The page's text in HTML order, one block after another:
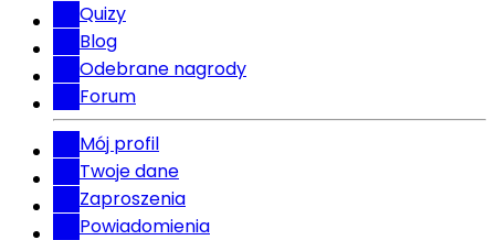
Quizy
Blog
Odebrane nagrody
Forum
Mój profil
Twoje dane
Zaproszenia
Powiadomienia